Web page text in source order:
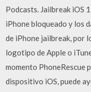
Podcasts. Jailbreak iOS
iPhone bloqueado y los
de iPhone jailbreak, por
logotipo de Apple o
momento PhoneRescue
dispositivo iOS, puede